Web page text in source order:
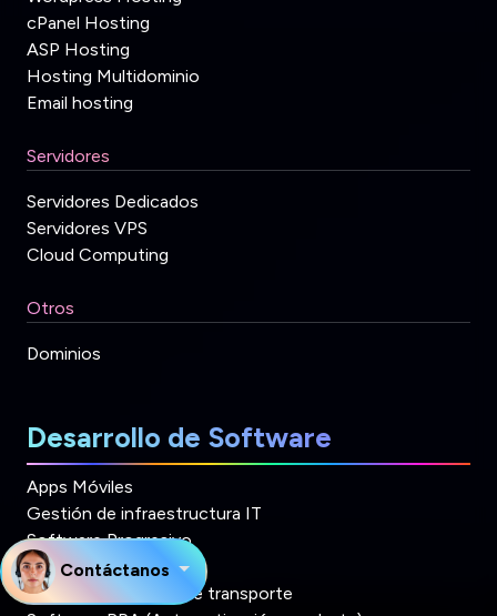
Contáctanos
cPanel Hosting
ASP Hosting
Hosting Multidominio
Email hosting
Servidores
Servidores Dedicados
Servidores VPS
Cloud Computing
Otros
Dominios
Desarrollo de Software
Apps Móviles
Gestión de infraestructura IT
Software Progresivo
Software ERP
Software de flotas de transporte